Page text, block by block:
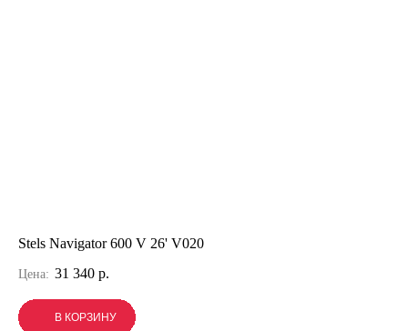
Stels Navigator 600 V 26' V020
Цена: 31 340 р.
В КОРЗИНУ
В КОРЗИНУ
В КОРЗИНУ